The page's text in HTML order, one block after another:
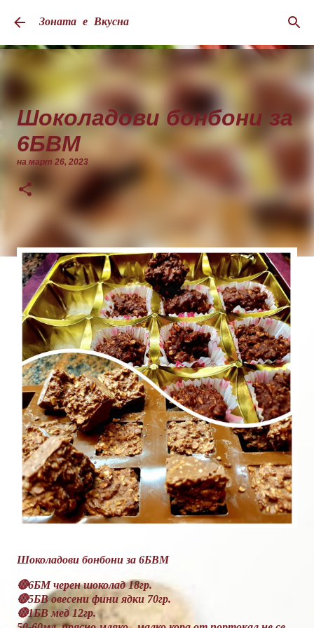
Пропускане към основното съдържание
Зоната е Вкусна
Шоколадови бонбони за
6БВМ
на март 26, 2023
Шоколадови бонбони за 6БВМ
🔴6БМ черен шоколад 18гр.
🔴5БВ овесени фини ядки 70гр.
🔴1БВ мед 12гр.